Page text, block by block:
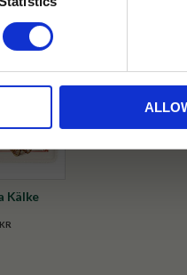
produkter från Selected by
Kälke
KR